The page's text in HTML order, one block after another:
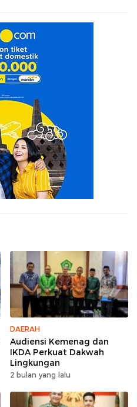
DAERAH
Audiensi Kemenag dan
IKDA Perkuat Dakwah
Lingkungan
2 bulan yang lalu